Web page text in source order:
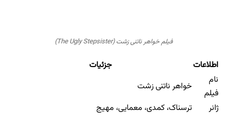
فیلم خواهر ناتنی زشت (The Ugly Stepsister)
اطلاعات
جزئیات
نام
فیلم
خواهر ناتنی زشت
ژانر
ترسناک، کمدی، معمایی، مهیج